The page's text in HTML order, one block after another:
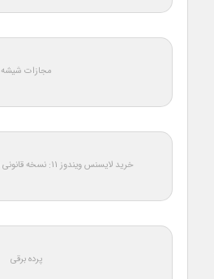
مجازات شیشه
خرید لایسنس ویندوز 11: نسخه قانونی Windows 11 اورجینال
پرده برقی